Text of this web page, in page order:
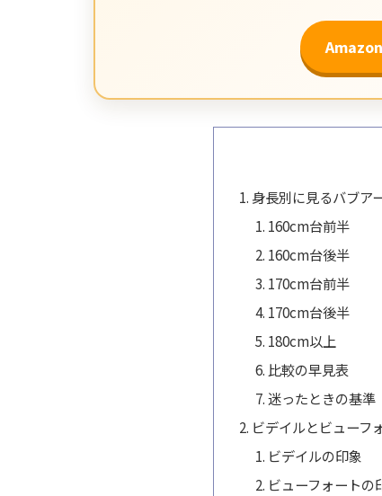
身長別に見るバブア
160cm台前半
160cm台後半
170cm台前半
170cm台後半
180cm以上
比較の早見表
迷ったときの基準
ビデイルとビューフ
ビデイルの印象
ビューフォートの